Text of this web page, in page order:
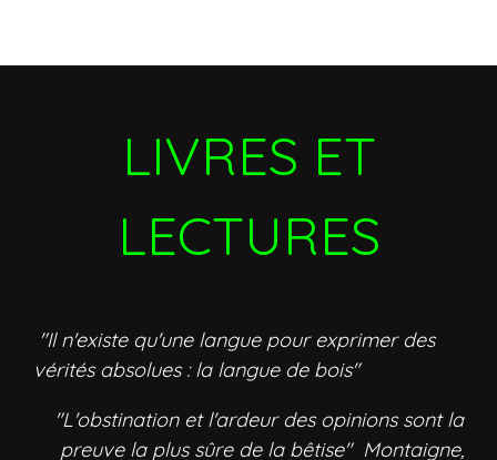
LIVRES ET
LECTURES
"Il n'existe qu'une langue pour exprimer des
vérités absolues : la langue de bois"
"L'obstination et l'ardeur des opinions sont la
preuve la plus sûre de la bêtise" Montaigne,